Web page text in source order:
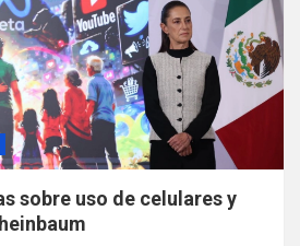
sobre uso de celulares y